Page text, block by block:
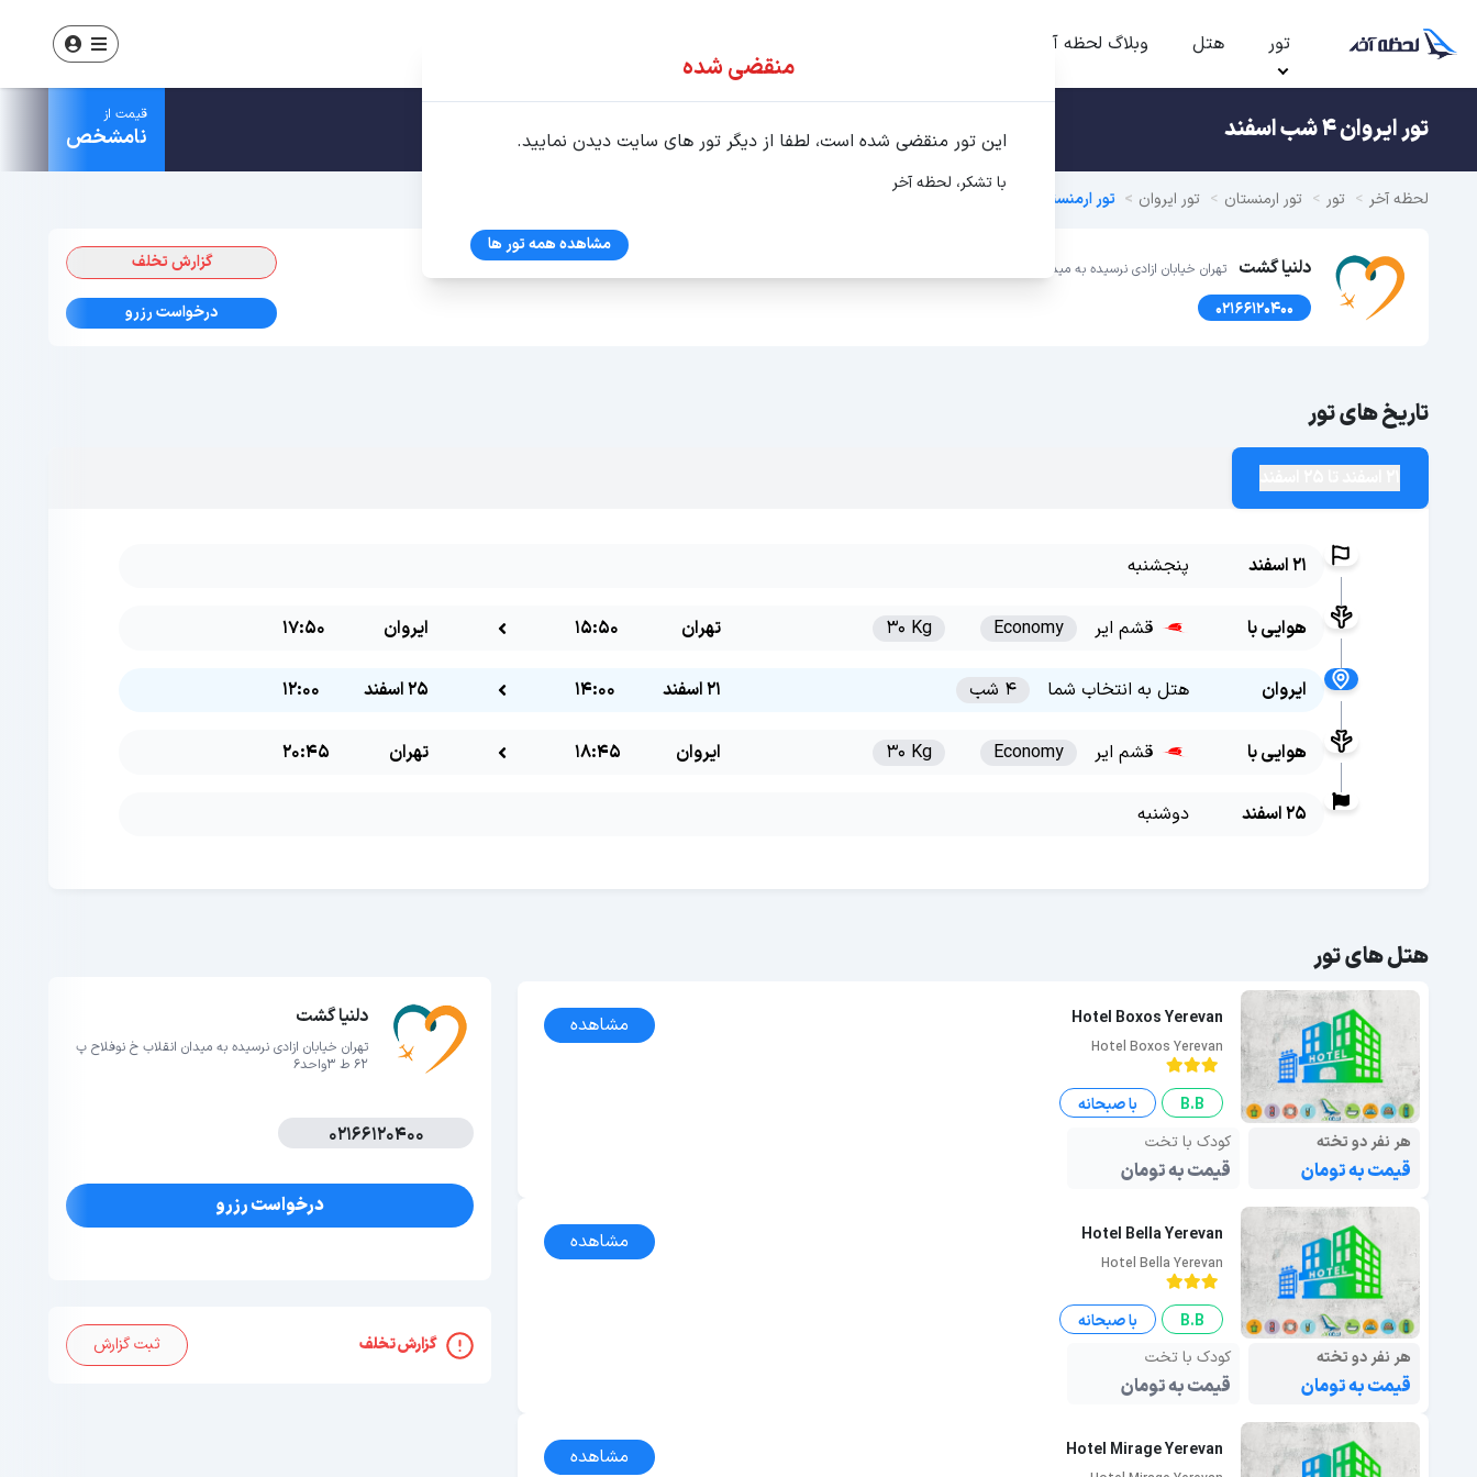
تور هتل وبلاگ لحظه آخر
تور ایروان 4 شب اسفند قیمت از
نامشخص
لحظه آخر تور تور ارمنستان تور ایروان تور ارمنستان
دلنیا گشت تهران خیابان ازادی نرسیده به میدان انقلاب خ نوفلاح پ 62 ط 3واحد6
02166120400
گزارش تخلف
درخواست رزرو
تاریخ های تور
21 اسفند پنجشنبه
هوایی با قشم ایر Economy
30 Kg تهران 15:50 ایروان 17:50
ایروان هتل به انتخاب شما 4 شب 21 اسفند 14:00 25 اسفند 12:00
هوایی با قشم ایر Economy
30 Kg ایروان 18:45 تهران 20:45
25 اسفند دوشنبه
هتل های تور
Hotel Boxos Yerevan
Hotel Boxos Yerevan
مشاهده
B.B
با صبحانه
هر نفر دو تخته
قیمت به تومان
کودک با تخت
قیمت به تومان
Hotel Bella Yerevan
Hotel Bella Yerevan
مشاهده
B.B
با صبحانه
هر نفر دو تخته
قیمت به تومان
کودک با تخت
قیمت به تومان
Hotel Mirage Yerevan مشاهده
دلنیا گشت
تهران خیابان ازادی نرسیده به میدان انقلاب خ نوفلاح پ
62 ط 3واحد6
02166120400
درخواست رزرو
گزارش تخلف ثبت گزارش
منقضی شده
این تور منقضی شده است، لطفا از دیگر تور های سایت دیدن نمایید.
با تشکر، لحظه آخر
مشاهده همه تور ها